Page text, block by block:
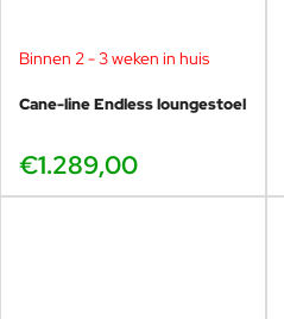
Binnen 2 - 3 weken in huis
Cane-line Endless loungestoel
€1.289,00